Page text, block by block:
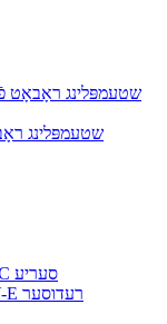
שטעמפּלינג ראָבאָט
שטעמפּלינג
פּרעציזיע רעדוקציע גיר RV-C סעריע
פּרעציזיע רעדוקציע גאַנג RV-E רעדוסער